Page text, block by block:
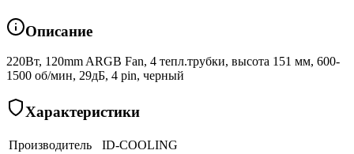
Описание
220Вт, 120mm ARGB Fan, 4 тепл.трубки, высота 151 мм, 600-
1500 об/мин, 29дБ, 4 pin, черный
Характеристики
Производитель
ID-COOLING